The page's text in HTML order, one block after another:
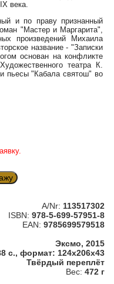
века.
и по праву признанный
"Мастер и Маргарита",
произведений Михаила
название - "Записки
основан на конфликте
театра К.
пьесы "Кабала святош" во
A/Nr: 113517302
ISBN: 978-5-699-57951-8
EAN: 9785699579518
Эксмо, 2015
с., формат: 124x206x43
Твёрдый переплёт
Вес: 472 г